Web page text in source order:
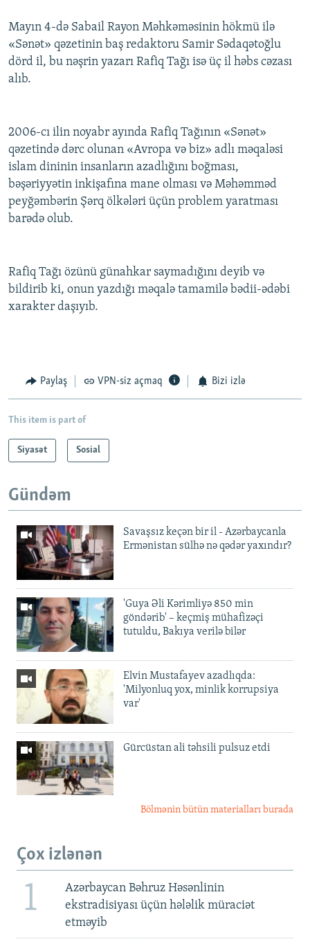
Mayın 4-də Sabail Rayon Məhkəməsinin hökmü ilə
«Sənət» qəzetinin baş redaktoru Samir Sədaqətoğlu
dörd il, bu nəşrin yazarı Rafiq Tağı isə üç il həbs cəzası
alıb.
2006-cı ilin noyabr ayında Rafiq Tağının «Sənət»
qəzetində dərc olunan «Avropa və biz» adlı məqaləsi
islam dininin insanların azadlığını boğması,
bəşəriyyətin inkişafına mane olması və Məhəmməd
peyğəmbərin Şərq ölkələri üçün problem yaratması
barədə olub.
Rafiq Tağı özünü günahkar saymadığını deyib və
bildirib ki, onun yazdığı məqalə tamamilə bədii-ədəbi
xarakter daşıyıb.
Paylaş VPN-siz açmaq Bizi izlə
This item is part of
Siyasət Sosial
Gündəm
Savaşsız keçən bir il - Azərbaycanla
Ermənistan sülhə nə qədər yaxındır?
'Guya Əli Kərimliyə 850 min
göndərib' – keçmiş mühafizəçi
tutuldu, Bakıya verilə bilər
Elvin Mustafayev azadlıqda:
'Milyonluq yox, minlik korrupsiya
var'
Gürcüstan ali təhsili pulsuz etdi
Bölmənin bütün materialları burada
Çox izlənən
1
Azərbaycan Bəhruz Həsənlinin
ekstradisiyası üçün hələlik müraciət
etməyib